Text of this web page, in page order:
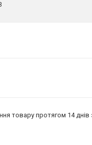
товару протягом 14 днів